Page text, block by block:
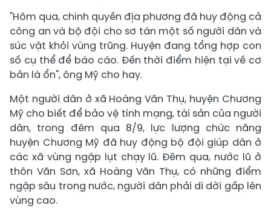
"Hôm qua, chính quyền địa phương đã huy động cả
công an và bộ đội cho sơ tán một số người dân và
súc vật khỏi vùng trũng. Huyện đang tổng hợp con
số cụ thể để báo cáo. Đến thời điểm hiện tại về cơ
bản là ổn", ông Mỹ cho hay.
Một người dân ở xã Hoàng Văn Thụ, huyện Chương
Mỹ cho biết để bảo vệ tính mạng, tài sản của người
dân, trong đêm qua 8/9, lực lượng chức năng
huyện Chương Mỹ đã huy động bộ đội giúp dân ở
các xã vùng ngập lụt chạy lũ. Đêm qua, nước lũ ở
thôn Văn Sơn, xã Hoàng Văn Thụ, có những điểm
ngập sâu trong nước, người dân phải di dời gấp lên
vùng cao.